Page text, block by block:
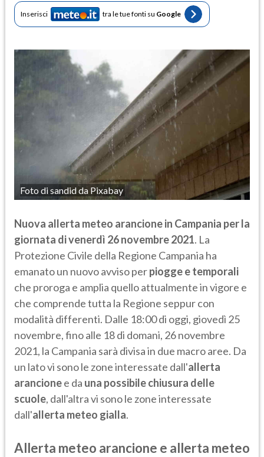
Inserisci tra le tue fonti su Google
Foto di sandid da Pixabay
Nuova allerta meteo arancione in Campania per la
giornata di venerdì 26 novembre 2021. La
Protezione Civile della Regione Campania ha
emanato un nuovo avviso perpiogge e temporali
che proroga e amplia quello attualmente in vigore e
che comprende tutta la Regione seppur con
modalità differenti. Dalle 18:00 di oggi, giovedì 25
novembre, fino alle 18 di domani, 26 novembre
2021, la Campania sarà divisa in due macro aree. Da
un lato vi sono le zone interessate dall'allerta
arancionee da una possibile chiusura delle
scuole, dall'altra vi sono le zone interessate
dall'allerta meteo gialla.
Allerta meteo arancione e allerta meteo